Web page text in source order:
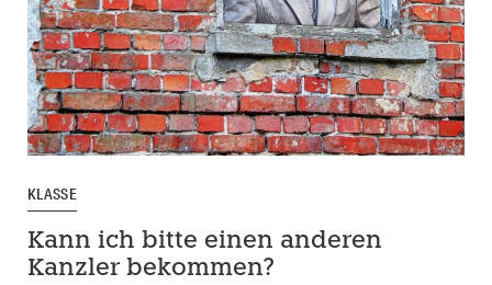
KLASSE
Kann ich bitte einen anderen
Kanzler bekommen?